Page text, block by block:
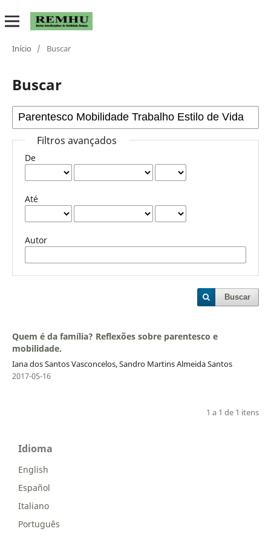
Início / Buscar
Buscar
Filtros avançados
De
Até
Autor
Buscar
Quem é da família? Reflexões sobre parentesco e
mobilidade.
Iana dos Santos Vasconcelos, Sandro Martins Almeida Santos
2017-05-16
1 a 1 de 1 itens
Idioma
English
Español
Italiano
Português